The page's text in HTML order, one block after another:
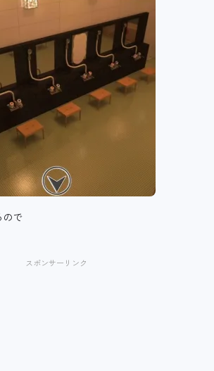
ので
スポンサーリンク